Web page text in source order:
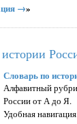
→»
Словарь по
Алфавитный
России от А до Я.
Удобная